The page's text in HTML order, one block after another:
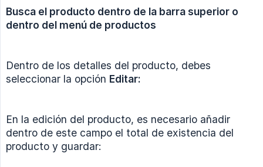
Busca el producto dentro de la barra superior o
dentro del menú de productos
Dentro de los detalles del producto, debes
seleccionar la opción Editar:
En la edición del producto, es necesario añadir
dentro de este campo el total de existencia del
producto y guardar: